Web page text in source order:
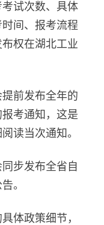
试次数、具体
间、报考流程
权在湖北工业
前发布全年的
考通知，这是
读当次通知。
步发布全省自
。
体政策细节，